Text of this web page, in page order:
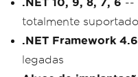
.NET 10, 9, 8, 7, 6 --
totalmente
.NET Framework
legadas